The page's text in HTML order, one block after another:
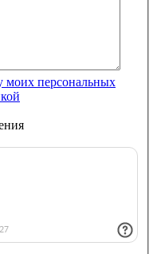
моих персональных